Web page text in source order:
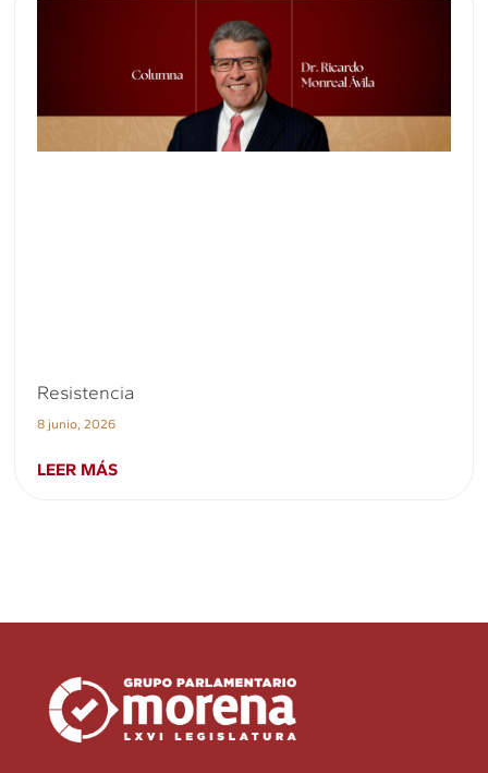
Resistencia
8 junio, 2026
LEER MÁS